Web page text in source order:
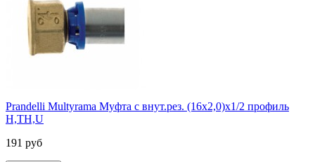
Prandelli Multyrama Муфта с внут.рез. (16х2,0)х1/2 профиль
H,TH,U
191 руб